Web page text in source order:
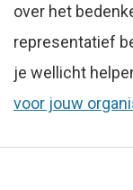
over het
representatief
je wellicht
voor jouw